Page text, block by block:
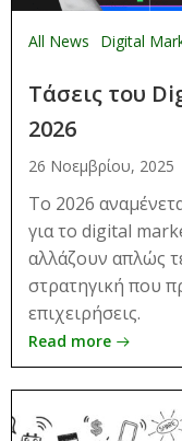
All News Digital
Τάσεις του
2026
26 Νοεμβρίου, 2025
Το 2026
για το digital
αλλάζουν απλώς
στρατηγική που
επιχειρήσεις.
Read more